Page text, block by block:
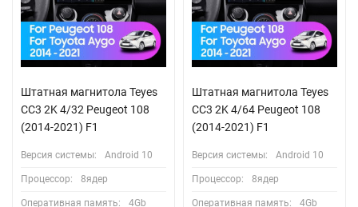
Штатная магнитола Teyes
CC3 2K 4/32 Peugeot 108
(2014-2021) F1
Версия системы: Android 10
Процессор: 8ядер
Оперативная память: 4Gb
Штатная магнитола Teyes
CC3 2K 4/64 Peugeot 108
(2014-2021) F1
Версия системы: Android 10
Процессор: 8ядер
Оперативная память: 4Gb